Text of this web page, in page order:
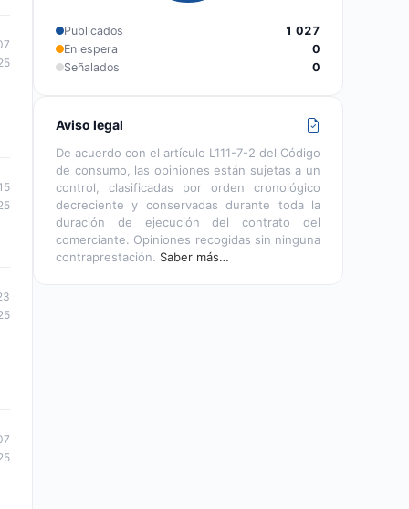
Publicados
1 027
En espera
0
Señalados
0
Aviso legal
De acuerdo con el artículo L111-7-2 del Código
de consumo, las opiniones están sujetas a un
control, clasificadas por orden cronológico
decreciente y conservadas durante toda la
duración de ejecución del contrato del
comerciante. Opiniones recogidas sin ninguna
contraprestación. Saber más…